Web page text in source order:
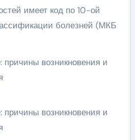
имеет код по 10-ой
болезней (МКБ